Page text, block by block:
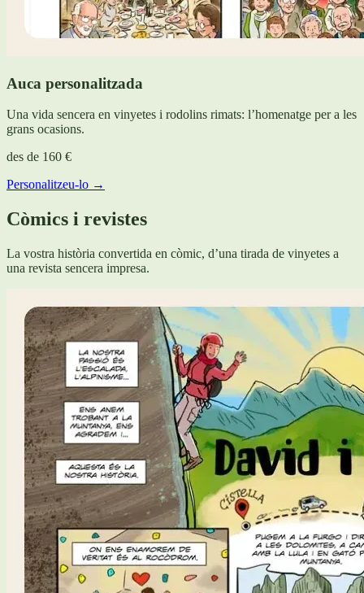
Auca personalitzada
Una vida sencera en vinyetes i rodolins rimats: l’homenatge per a les
grans ocasions.
des de 160 €
Personalitzeu-lo →
Còmics i revistes
La vostra història convertida en còmic, d’una tirada de vinyetes a
una revista sencera impresa.